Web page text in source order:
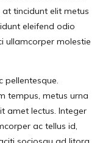
tincidunt elit metus
eleifend odio
ullamcorper molestie
pellentesque.
tempus, metus urna
amet lectus. Integer
ac tellus id,